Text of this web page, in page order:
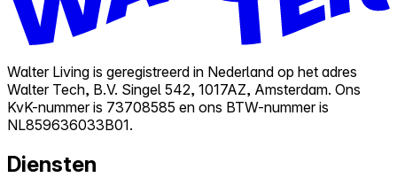
Walter Living is geregistreerd in Nederland op het adres
Walter Tech, B.V. Singel 542, 1017AZ, Amsterdam. Ons
KvK-nummer is 73708585 en ons BTW-nummer is
NL859636033B01.
Diensten